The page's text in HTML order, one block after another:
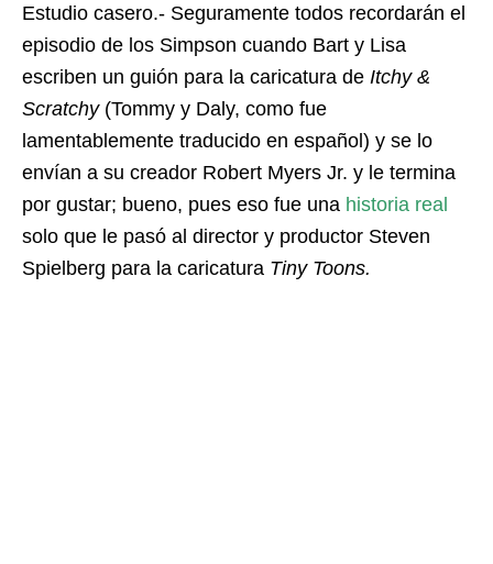
Estudio casero.- Seguramente todos recordarán el
episodio de los Simpson cuando Bart y Lisa
escriben un guión para la caricatura de Itchy &
Scratchy(Tommy y Daly, como fue
lamentablemente traducido en español) y se lo
envían a su creador Robert Myers Jr. y le termina
por gustar; bueno, pues eso fue una historia real
solo que le pasó al director y productor Steven
Spielberg para la caricatura Tiny Toons.